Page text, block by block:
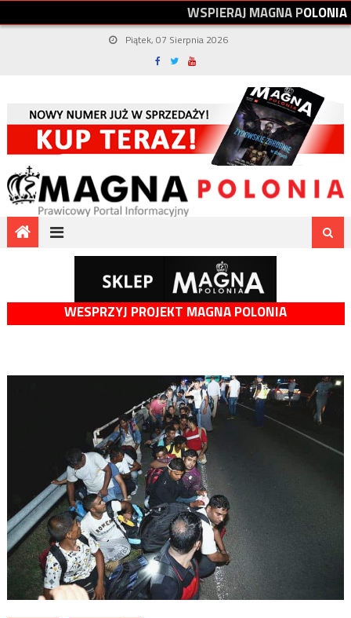
WSPIERAJMAGNAPOLONIA
Piątek, 07 Sierpnia 2026
WESPRZYJ PROJEKT MAGNA POLONIA